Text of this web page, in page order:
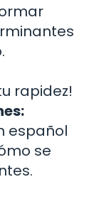
rapidez!
español
se